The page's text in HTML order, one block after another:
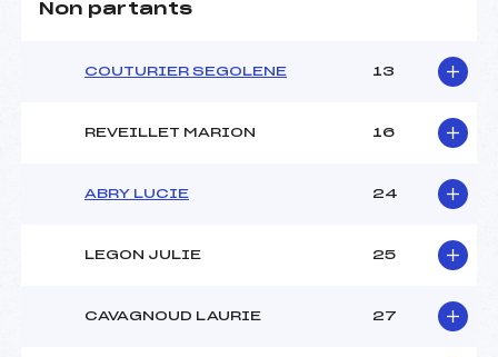
Non partants
COUTURIER SEGOLENE 13
REVEILLET MARION 16
ABRY LUCIE 24
LEGON JULIE 25
CAVAGNOUD LAURIE 27